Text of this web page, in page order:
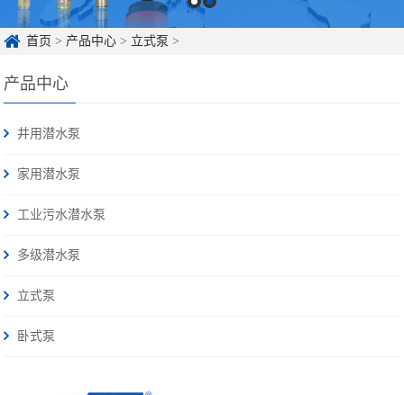
首页 > 产品中心 > 立式泵 >
产品中心
井用潜水泵
家用潜水泵
工业污水潜水泵
多级潜水泵
立式泵
卧式泵